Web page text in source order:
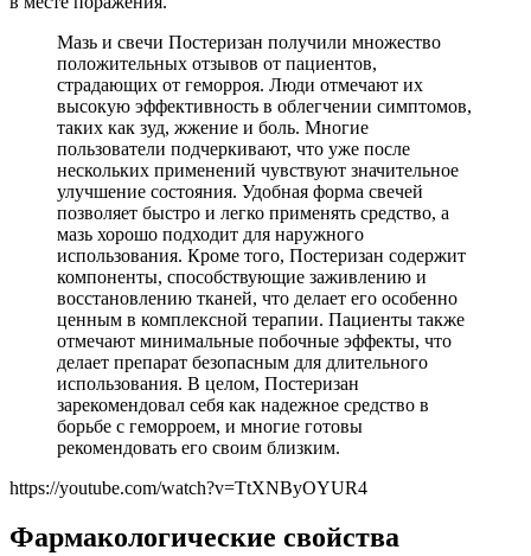
Мазь и свечи Постеризан получили множество
положительных отзывов от пациентов,
страдающих от геморроя. Люди отмечают их
высокую эффективность в облегчении симптомов,
таких как зуд, жжение и боль. Многие
пользователи подчеркивают, что уже после
нескольких применений чувствуют значительное
улучшение состояния. Удобная форма свечей
позволяет быстро и легко применять средство, а
мазь хорошо подходит для наружного
использования. Кроме того, Постеризан содержит
компоненты, способствующие заживлению и
восстановлению тканей, что делает его особенно
ценным в комплексной терапии. Пациенты также
отмечают минимальные побочные эффекты, что
делает препарат безопасным для длительного
использования. В целом, Постеризан
зарекомендовал себя как надежное средство в
борьбе с геморроем, и многие готовы
рекомендовать его своим близким.
https://youtube.com/watch?v=TtXNByOYUR4
Фармакологические свойства